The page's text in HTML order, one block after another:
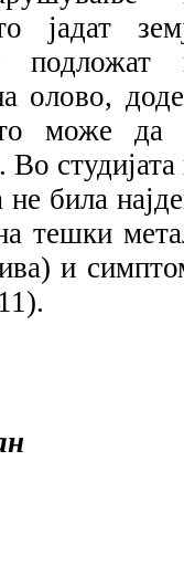
јадат
подложат
олово,
може да
Во студијата
била
тешки
и